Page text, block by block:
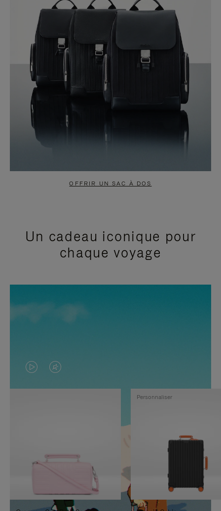
OFFRIR UN SAC À DOS
Un cadeau iconique pour
chaque voyage
LA
VIDÉO
PAUSE,
APPUYEZ
SUR
LE
SON
DÉSACTIVÉ.
VEUILLEZ
Personnaliser